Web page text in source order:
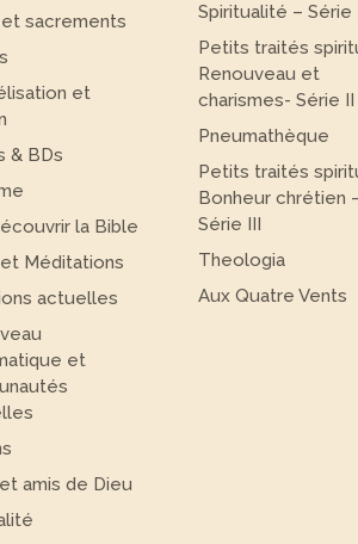
sacrements
et
& BDs
la Bible
Méditations
actuelles
et
amis de Dieu
Spiritualité – Série
Petits traités
Renouveau et
charismes- Série II
Pneumathèque
Petits traités
Bonheur chrétien
Série III
Theologia
Aux Quatre Vents